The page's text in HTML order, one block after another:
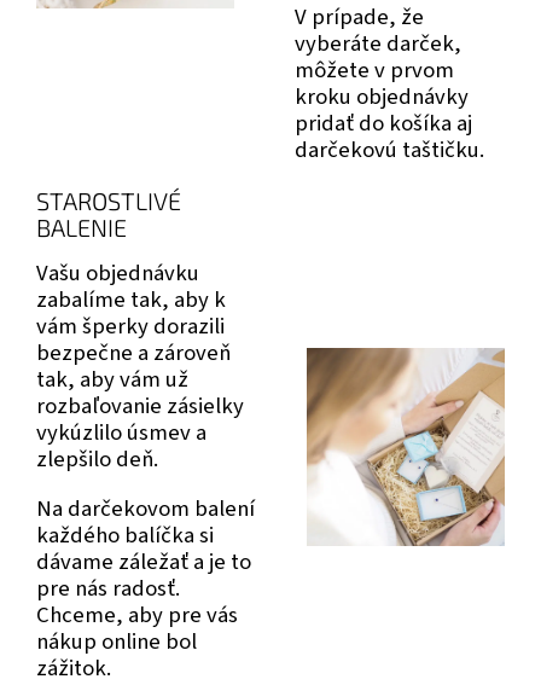
V prípade, že
vyberáte darček,
môžete v prvom
kroku objednávky
pridať do košíka aj
darčekovú taštičku.
STAROSTLIVÉ
BALENIE
Vašu objednávku
zabalíme tak, aby k
vám šperky dorazili
bezpečne a zároveň
tak, aby vám už
rozbaľovanie zásielky
vykúzlilo úsmev a
zlepšilo deň.
Na darčekovom balení
každého balíčka si
dávame záležať a je to
pre nás radosť.
Chceme, aby pre vás
nákup online bol
zážitok.